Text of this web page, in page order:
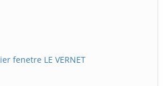
fenetre LE VERNET